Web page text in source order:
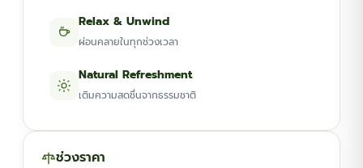
Relax & Unwind
ผ่อนคลายในทุกช่วงเวลา
Natural Refreshment
เติมความสดชื่นจากธรรมชาติ
ช่วงราคา